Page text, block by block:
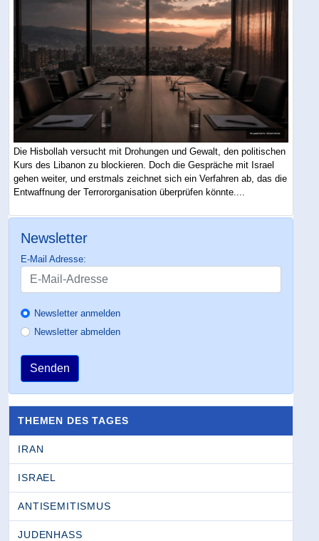
Die Hisbollah versucht mit Drohungen und Gewalt, den politischen
Kurs des Libanon zu blockieren. Doch die Gespräche mit Israel
gehen weiter, und erstmals zeichnet sich ein Verfahren ab, das die
Entwaffnung der Terrororganisation überprüfen könnte....
Newsletter
E-Mail Adresse:
Newsletter anmelden
Newsletter abmelden
Senden
THEMEN DES TAGES
IRAN
ISRAEL
ANTISEMITISMUS
JUDENHASS